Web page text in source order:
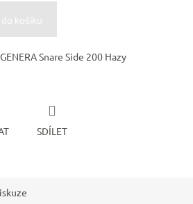
košíku
Snare Side 200 Hazy
SDÍLET